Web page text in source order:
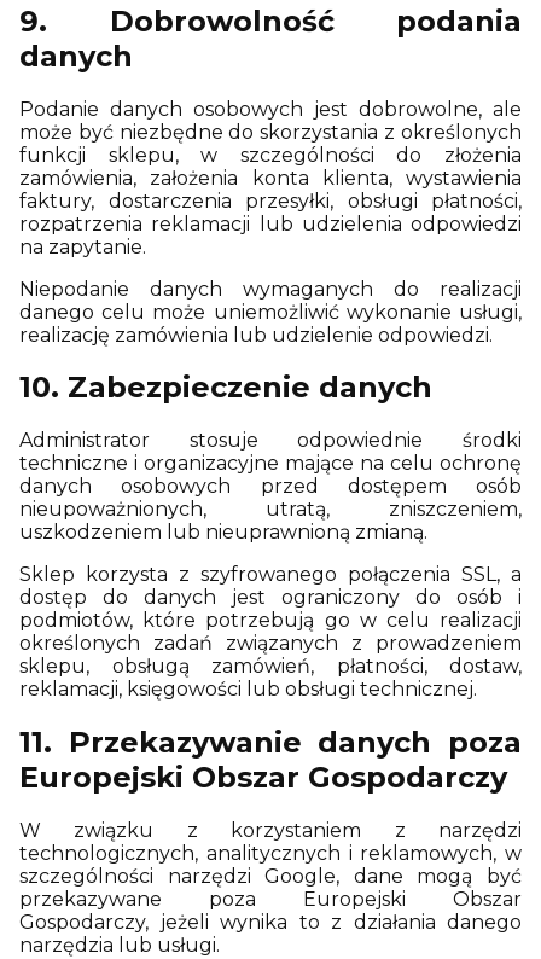
9. Dobrowolność podania
danych
Podanie danych osobowych jest dobrowolne, ale
może być niezbędne do skorzystania z określonych
funkcji sklepu, w szczególności do złożenia
zamówienia, założenia konta klienta, wystawienia
faktury, dostarczenia przesyłki, obsługi płatności,
rozpatrzenia reklamacji lub udzielenia odpowiedzi
na zapytanie.
Niepodanie danych wymaganych do realizacji
danego celu może uniemożliwić wykonanie usługi,
realizację zamówienia lub udzielenie odpowiedzi.
10. Zabezpieczenie danych
Administrator stosuje odpowiednie środki
techniczne i organizacyjne mające na celu ochronę
danych osobowych przed dostępem osób
nieupoważnionych, utratą, zniszczeniem,
uszkodzeniem lub nieuprawnioną zmianą.
Sklep korzysta z szyfrowanego połączenia SSL, a
dostęp do danych jest ograniczony do osób i
podmiotów, które potrzebują go w celu realizacji
określonych zadań związanych z prowadzeniem
sklepu, obsługą zamówień, płatności, dostaw,
reklamacji, księgowości lub obsługi technicznej.
11. Przekazywanie danych poza
Europejski Obszar Gospodarczy
W związku z korzystaniem z narzędzi
technologicznych, analitycznych i reklamowych, w
szczególności narzędzi Google, dane mogą być
przekazywane poza Europejski Obszar
Gospodarczy, jeżeli wynika to z działania danego
narzędzia lub usługi.